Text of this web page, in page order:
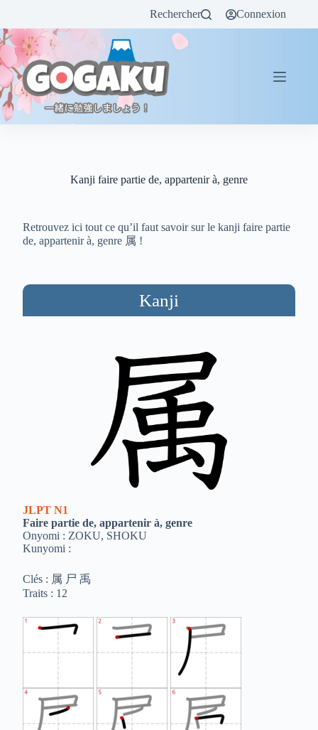
Rechercher Connexion
Kanji faire partie de, appartenir à, genre
Retrouvez ici tout ce qu’il faut savoir sur le kanji faire partie
de, appartenir à, genre 属 !
Kanji
JLPT N1
Faire partie de, appartenir à, genre
Onyomi : ZOKU, SHOKU
Kunyomi :
Clés : 属 尸 禹
Traits : 12